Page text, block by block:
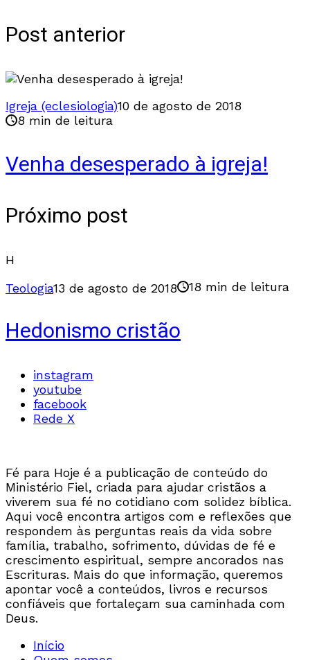
Post anterior
Igreja (eclesiologia)10 de agosto de 2018
8 min de leitura
Venha desesperado à igreja!
Próximo post
H
Teologia13 de agosto de 2018 18 min de leitura
Hedonismo cristão
instagram
youtube
facebook
Rede X
Fé para Hoje é a publicação de conteúdo do
Ministério Fiel, criada para ajudar cristãos a
viverem sua fé no cotidiano com solidez bíblica.
Aqui você encontra artigos com e reflexões que
respondem às perguntas reais da vida sobre
família, trabalho, sofrimento, dúvidas de fé e
crescimento espiritual, sempre ancorados nas
Escrituras. Mais do que informação, queremos
apontar você a conteúdos, livros e recursos
confiáveis que fortaleçam sua caminhada com
Deus.
Início